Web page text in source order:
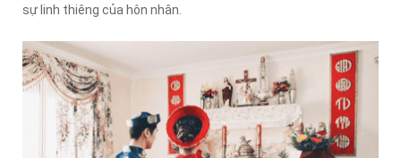
sự linh thiêng của hôn nhân.